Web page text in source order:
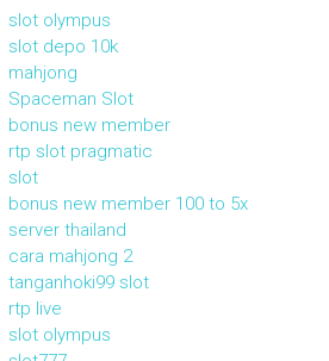
slot olympus
slot depo 10k
mahjong
Spaceman Slot
bonus new member
rtp slot pragmatic
slot
bonus new member 100 to 5x
server thailand
cara mahjong 2
tanganhoki99 slot
rtp live
slot olympus